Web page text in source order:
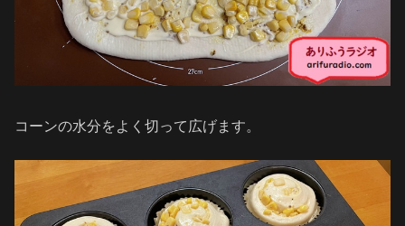
コーンの水分をよく切って広げます。